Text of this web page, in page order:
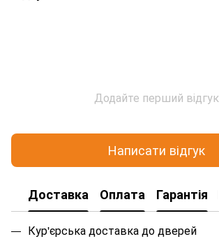
Додайте перший відгук
Написати відгук
Доставка Оплата Гарантія
Кур'єрська доставка до дверей